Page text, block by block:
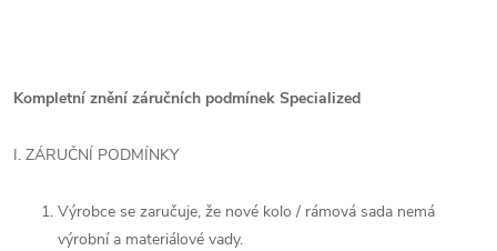
Kompletní znění záručních podmínek Specialized
I. ZÁRUČNÍ PODMÍNKY
Výrobce se zaručuje, že nové kolo / rámová sada nemá
výrobní a materiálové vady.